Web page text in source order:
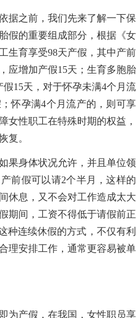
据之前，我们先来了解一下保
假的重要组成部分，根据《女
生育享受98天产假，其中产前
应增加产假15天；生育多胞胎
15天，对于怀孕未满4个月流
怀孕满4个月流产的，则可享
女性职工在特殊时期的权益，
复。
果身体状况允许，并且单位领
前假可以请2个半月，这样的
休息，又不会对工作造成太大
期间，工资不得低于请假前正
种连续休假的方式，不仅有利
理安排工作，通常更容易被单
为产假，在我国，女性职员享